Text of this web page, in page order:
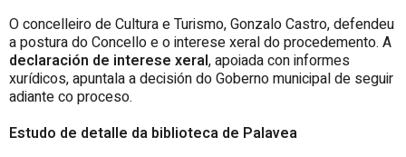
O concelleiro de Cultura e Turismo, Gonzalo Castro, defendeu
a postura do Concello e o interese xeral do procedemento. A
declaración de interese xeral, apoiada con informes
xurídicos, apuntala a decisión do Goberno municipal de seguir
adiante co proceso.
Estudo de detalle da biblioteca de Palavea